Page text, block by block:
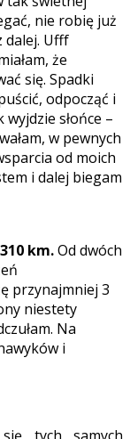
nie robię już
dalej. Ufff
że
się. Spadki
odpocząć i
słońce –
w pewnych
od moich
i dalej biegam
km.Od dwóch
przynajmniej 3
niestety
Na
i